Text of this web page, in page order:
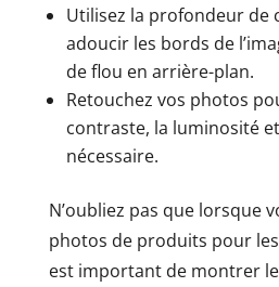
Utilisez la profondeur de
adoucir les bords de
de flou en arrière-plan.
Retouchez vos photos
contraste, la luminosité
nécessaire.
N’oubliez pas que lorsque
photos de produits pour
est important de montrer